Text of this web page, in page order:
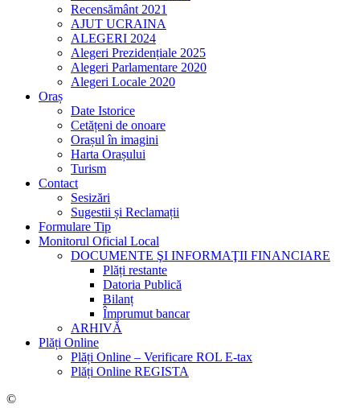
Recensământ 2021
AJUT UCRAINA
ALEGERI 2024
Alegeri Prezidențiale 2025
Alegeri Parlamentare 2020
Alegeri Locale 2020
Oraș
Date Istorice
Cetățeni de onoare
Orașul în imagini
Harta Orașului
Turism
Contact
Sesizări
Sugestii și Reclamații
Formulare Tip
Monitorul Oficial Local
DOCUMENTE ŞI INFORMAŢII FINANCIARE
Plăți restante
Datoria Publică
Bilanț
Împrumut bancar
ARHIVĂ
Plăți Online
Plăți Online – Verificare ROL E-tax
Plăți Online REGISTA
©